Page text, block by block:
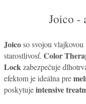
Joico -
Joicoso svojou
starostlivosť. Color
Lockzabezpečuje
efektom je ideálna pre
poskytujeintensive